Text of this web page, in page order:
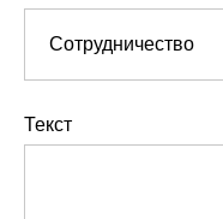
Текст